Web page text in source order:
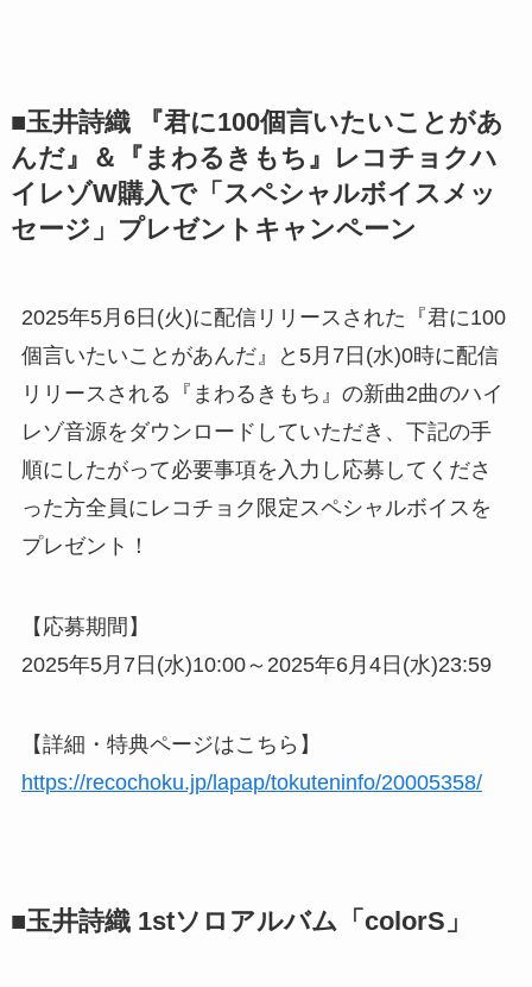
■玉井詩織 『君に100個言いたいことがあ
んだ』＆『まわるきもち』レコチョクハ
イレゾW購入で「スペシャルボイスメッ
セージ」プレゼントキャンペーン
2025年5月6日(火)に配信リリースされた『君に100
個言いたいことがあんだ』と5月7日(水)0時に配信
リリースされる『まわるきもち』の新曲2曲のハイ
レゾ音源をダウンロードしていただき、下記の手
順にしたがって必要事項を入力し応募してくださ
った方全員にレコチョク限定スペシャルボイスを
プレゼント！
【応募期間】
2025年5月7日(水)10:00～2025年6月4日(水)23:59
【詳細・特典ページはこちら】
https://recochoku.jp/lapap/tokuteninfo/20005358/
■玉井詩織 1stソロアルバム「colorS」